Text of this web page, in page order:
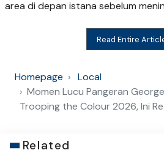
area di depan istana sebelum
Read Entire
Homepage
Local
Momen Lucu Pangeran
Trooping the Colour 2026, Ini
Related